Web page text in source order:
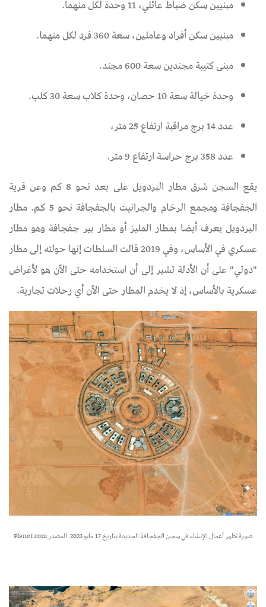
مبنيين سكن ضباط عائلي، 11 وحدة لكل منهما.
مبنيين سكن أفراد وعاملين، سعة 360 فرد لكل منهما.
مبنى كتيبة مجندين سعة 600 مجند.
وحدة خيالة سعة 10 حصان، وحدة كلاب سعة 30 كلب.
عدد 14 برج مراقبة ارتفاع 25 متر،
عدد 358 برج حراسة ارتفاع 9 متر.
يقع السجن شرق مطار البردويل على بعد نحو 8 كم وعن قرية
الجفجافة ومجمع الرخام والجرانيت بالجفجافة نحو 5 كم. مطار
البردويل يعرف أيضا بمطار المليز أو مطار بير جفجافة وهو مطار
عسكري في الأساس، وفي 2019 قالت السلطات إنها حولته إلى مطار
"دولي" على أن الأدلة تشير إلى أن استخدامه حتى الآن هو لأغراض
عسكرية بالأساس، إذ لا يخدم المطار حتى الآن أي رحلات تجارية.
صورة تظهر أعمال الإنشاء في سجن الجفجافة الجديدة بتاريخ 17 مايو 2023. المصدر Planet.com